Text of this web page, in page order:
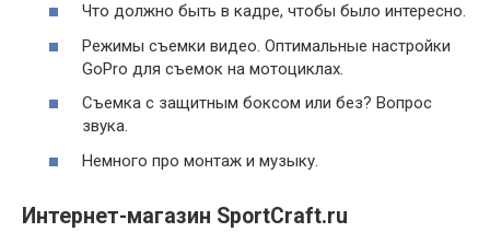
Что должно быть в кадре, чтобы было интересно.
Режимы съемки видео. Оптимальные настройки
GoPro для съемок на мотоциклах.
Съемка с защитным боксом или без? Вопрос
звука.
Немного про монтаж и музыку.
Интернет-магазин SportCraft.ru